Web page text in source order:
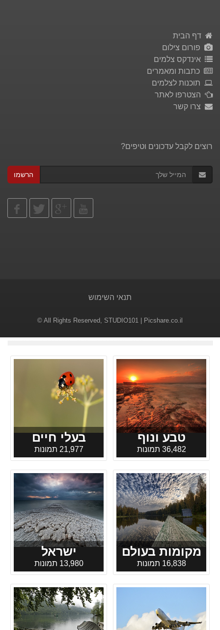
דף הבית
פורום צילום
אינדקס צלמים
כתבות ומאמרים
תוכנות לצלמים
הצטרפו לאתר
צרו קשר
רוצים לקבל עדכונים וטיפים?
הרשמו
תנאי השימוש
© All Rights Reserved, STUDIO101 | Picshare.co.il
טבע ונוף
36,482 תמונות
בעלי חיים
21,977 תמונות
מקומות בעולם
16,838 תמונות
ישראל
13,980 תמונות